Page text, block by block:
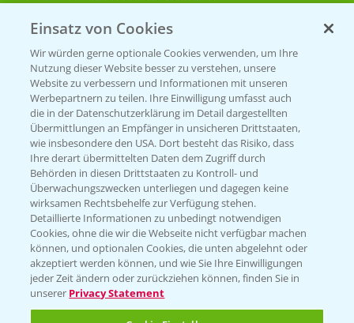
KONTAKT
Hilfe in Notfällen
T.+49 (0)214/30-20220
Folgen Sie uns
Einsatz von Cookies
Wir würden gerne optionale Cookies verwenden, um Ihre
Nutzung dieser Website besser zu verstehen, unsere
Website zu verbessern und Informationen mit unseren
Werbepartnern zu teilen. Ihre Einwilligung umfasst auch
die in der Datenschutzerklärung im Detail dargestellten
Übermittlungen an Empfänger in unsicheren Drittstaaten,
wie insbesondere den USA. Dort besteht das Risiko, dass
Ihre derart übermittelten Daten dem Zugriff durch
Behörden in diesen Drittstaaten zu Kontroll- und
Überwachungszwecken unterliegen und dagegen keine
wirksamen Rechtsbehelfe zur Verfügung stehen.
Detaillierte Informationen zu unbedingt notwendigen
Cookies, ohne die wir die Webseite nicht verfügbar machen
können, und optionalen Cookies, die unten abgelehnt oder
akzeptiert werden können, und wie Sie Ihre Einwilligungen
jeder Zeit ändern oder zurückziehen können, finden Sie in
unserer Privacy Statement